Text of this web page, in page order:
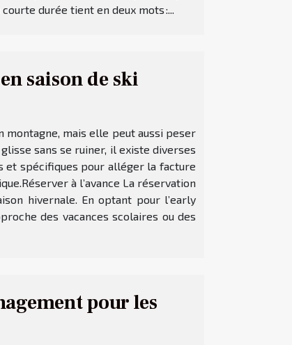
durée tient en deux mots :...
saison de ski
montagne, mais elle peut aussi peser
sans se ruiner, il existe diverses
et spécifiques pour alléger la facture
à l’avance La réservation
hivernale. En optant pour l’early
des vacances scolaires ou des
pour les